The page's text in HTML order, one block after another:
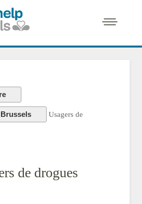
Usagers de
de drogues